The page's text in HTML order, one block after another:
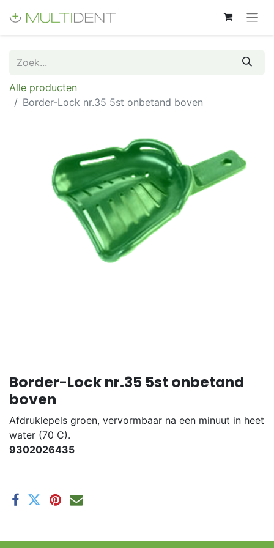
Alle producten
Border-Lock nr.35 5st onbetand boven
Border-Lock nr.35 5st onbetand
boven
Afdruklepels groen, vervormbaar na een minuut in heet
water (70 C).
9302026435